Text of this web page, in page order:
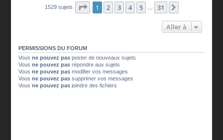
1529 sujets Page 1sur31
1 2 3 4 5 31
Aller à
PERMISSIONS DU FORUM
Vousne pouvez pas poster de nouveaux sujets
Vousne pouvez pas répondre aux sujets
Vousne pouvez pas modifier vos messages
Vousne pouvez pas supprimer vos messages
Vousne pouvez pas joindre des fichiers